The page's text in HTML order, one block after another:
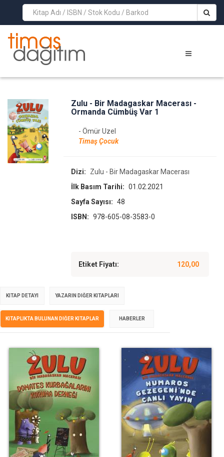
>
Zulu - Bir Madagaskar Macerası -
Ormanda Cümbüş Var 1
- Ömür Uzel
Timaş Çocuk
Dizi:
Zulu - Bir Madagaskar Macerası
İlk Basım Tarihi: 01.02.2021
Sayfa Sayısı: 48
ISBN: 978-605-08-3583-0
Etiket Fiyatı: 120,00
KITAP DETAYI YAZARIN DIĞER KITAPLARI
KITAPLIKTA BULUNAN DIĞER KITAPLAR HABERLER